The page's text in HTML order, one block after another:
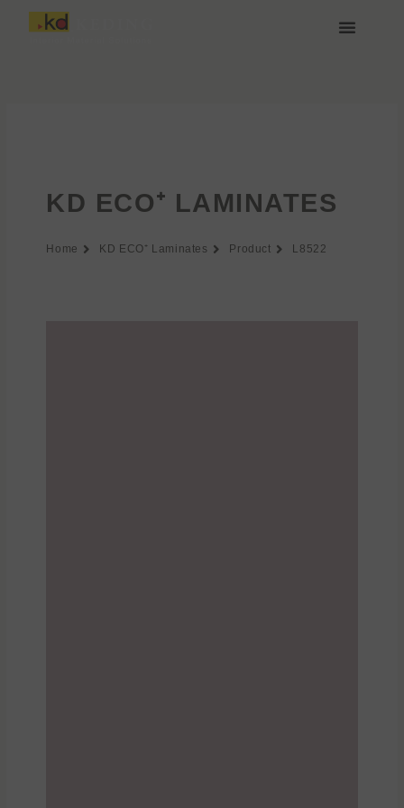
Przejdź
KD ECO⁺ LAMINATES
Home KD ECO⁺ Laminates Product L8522